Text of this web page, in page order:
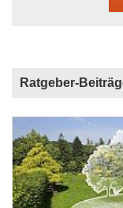
Ratgeber-